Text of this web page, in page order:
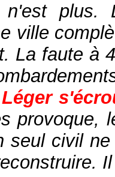
plus.
ville
La faute à
provoque,
seul civil